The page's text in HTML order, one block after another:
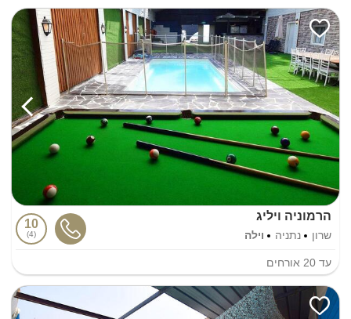
הרמוניה ויליג
שרון נתניה וילה
10
4
עד 20 אורחים